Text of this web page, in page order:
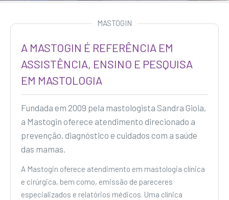
MASTOGIN
A MASTOGIN É REFERÊNCIA EM
ASSISTÊNCIA, ENSINO E PESQUISA
EM MASTOLOGIA
Fundada em 2009 pela mastologista Sandra Gioia,
a Mastogin oferece atendimento direcionado a
prevenção, diagnóstico e cuidados com a saúde
das mamas.
A Mastogin oferece atendimento em mastologia clínica
e cirúrgica, bem como, emissão de pareceres
especializados e relatórios médicos. Uma clínica